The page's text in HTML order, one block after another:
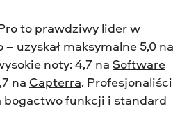
to prawdziwy lider w
uzyskał maksymalne 5,0 na
noty: 4,7 na Software
naCapterra. Profesjonaliści
bogactwo funkcji i standard